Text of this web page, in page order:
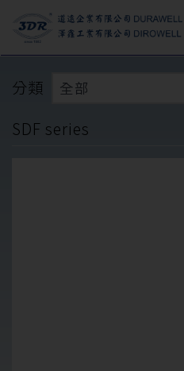
分類 全部
SDF series